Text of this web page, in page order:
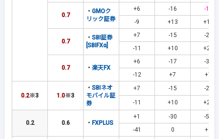
0.7
・ GMOク
リック証券
+6 -16
-19
-9
+13 +16
0.7
・ SBI証券
[SBIFXα]
+7 -15
-26
-11
+10 +21
0.7 ・ 楽天FX
+6 -17
-39
-12
+7 +7
0.2※3 1.0※3
・ SBIネオ
モバイル証
券
+7 -15 -26
-11 +10 +21
0.2 0.6 ・ FXPLUS
+1 -30
-51
-41
0 +9